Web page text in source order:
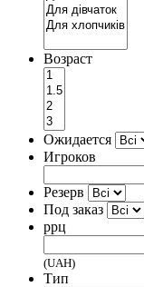
Возраст
Ожидается
Игроков
Резерв
Под заказ
ррц
(UAH)
Тип